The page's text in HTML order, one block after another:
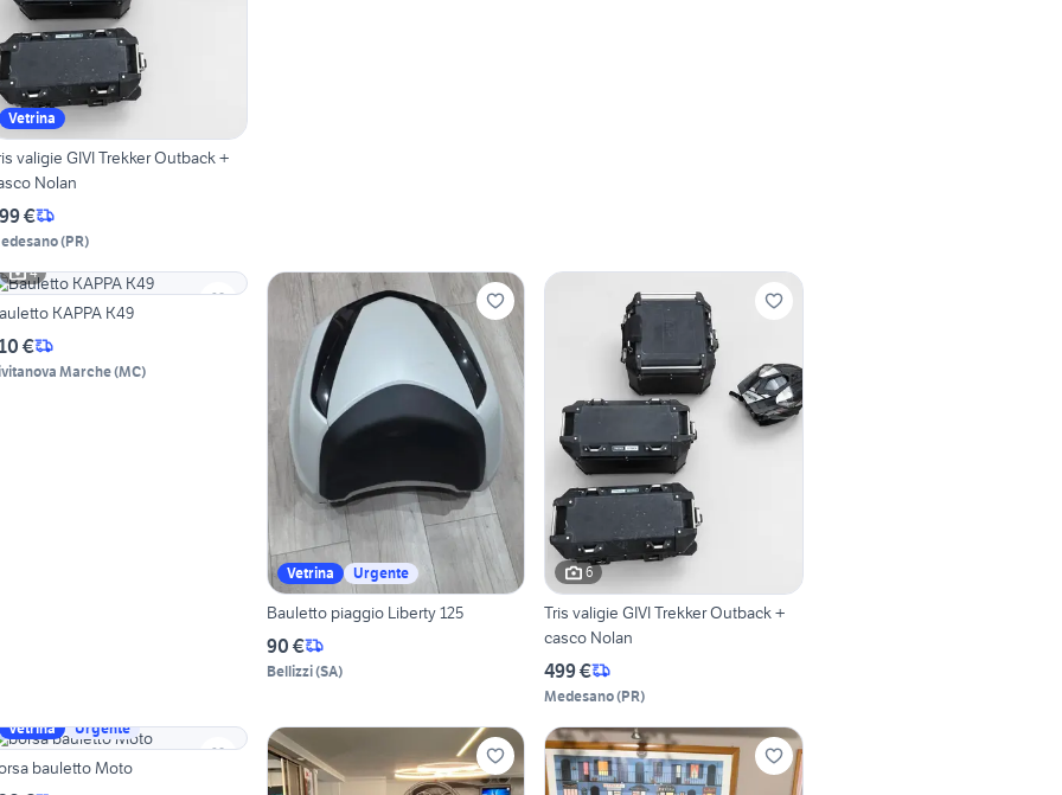
Vetrina
valigie GIVI Trekker Outback +
Nolan
€
(PR)
4
KAPPA K49
€
Marche(MC)
Vetrina Urgente
Bauletto piaggio Liberty 125
90 €
Bellizzi(SA)
6
Tris valigie GIVI Trekker Outback +
casco Nolan
499 €
Medesano(PR)
Vetrina
Urgente
bauletto Moto